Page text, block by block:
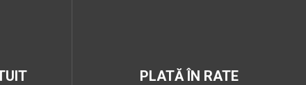
PLATĂ ÎN RATE